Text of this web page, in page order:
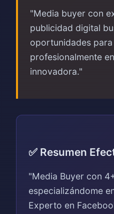
"Media buyer con
publicidad digital
oportunidades
profesionalmente
innovadora."
✅ Resumen
"Media Buyer con
especializándome
Experto en